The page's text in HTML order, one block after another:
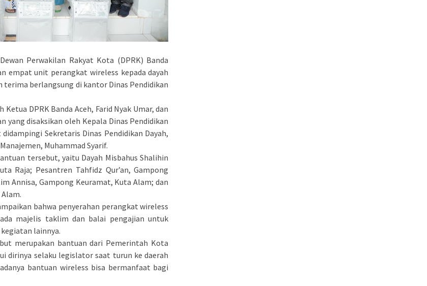
Perwakilan Rakyat Kota (DPRK) Banda
empat unit perangkat wireless kepada dayah
terima berlangsung di kantor Dinas Pendidikan
DPRK Banda Aceh, Farid Nyak Umar, dan
yang disaksikan oleh Kepala Dinas Pendidikan
Sekretaris Dinas Pendidikan Dayah,
Muhammad Syarif.
tersebut, yaitu Dayah Misbahus Shalihin
Raja; Pesantren Tahfidz Qur’an, Gampong
Annisa, Gampong Keuramat, Kuta Alam; dan
bahwa penyerahan perangkat wireless
majelis taklim dan balai pengajian untuk
lainnya.
merupakan bantuan dari Pemerintah Kota
dirinya selaku legislator saat turun ke daerah
bantuan wireless bisa bermanfaat bagi